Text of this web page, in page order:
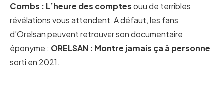
Combs : L’heure des comptesouu de terribles
révélations vous attendent. A défaut, les fans
d’Orelsan peuvent retrouver son documentaire
éponyme : ORELSAN : Montre jamais ça à personne
sorti en 2021.